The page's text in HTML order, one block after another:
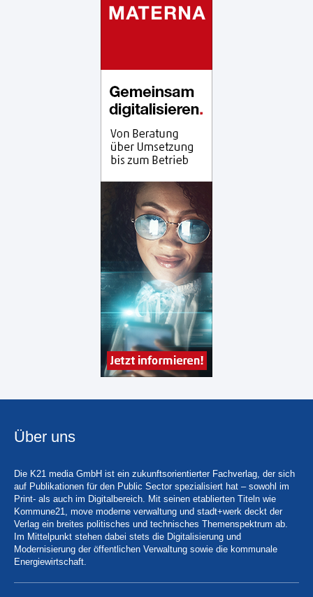
Über uns
Die K21 media GmbH ist ein zukunftsorientierter Fachverlag, der sich
auf Publikationen für den Public Sector spezialisiert hat – sowohl im
Print- als auch im Digitalbereich. Mit seinen etablierten Titeln wie
Kommune21, move moderne verwaltung und stadt+werk deckt der
Verlag ein breites politisches und technisches Themenspektrum ab.
Im Mittelpunkt stehen dabei stets die Digitalisierung und
Modernisierung der öffentlichen Verwaltung sowie die kommunale
Energiewirtschaft.